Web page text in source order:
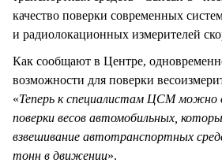
качество поверки современных
и радиолокационных измерителей
Как сообщают в Центре,
возможности для поверки
«Теперь к специалистам ЦСМ можно
поверки весов автомобильных,
взвешивание автотранспортных
тонн в движении».